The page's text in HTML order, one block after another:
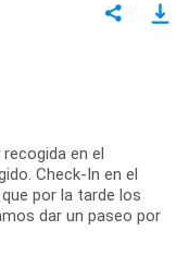
en el
Check-In en el
por la tarde los
dar un paseo por